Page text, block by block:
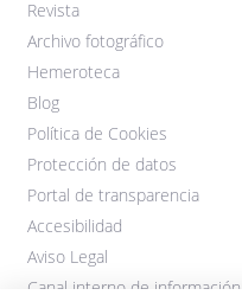
Revista
Archivo fotográfico
Hemeroteca
Blog
Política de Cookies
Protección de datos
Portal de transparencia
Accesibilidad
Aviso Legal
Canal interno de información